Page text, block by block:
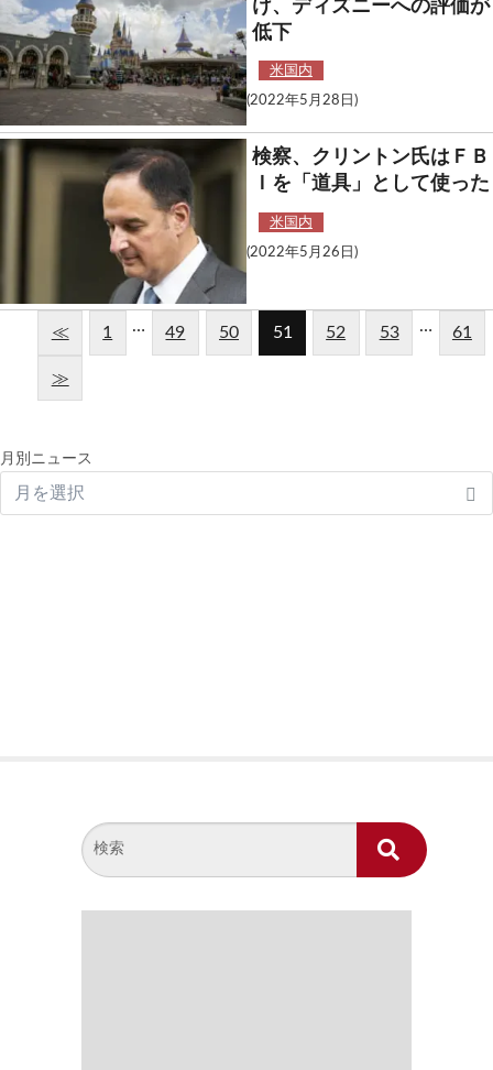
け、ディズニーへの評価が
低下
米国内
(2022年5月28日)
検察、クリントン氏はＦＢ
Ｉを「道具」として使った
米国内
(2022年5月26日)
≪ 1 … 49 50 51 52 53 … 61
≫
月別ニュース